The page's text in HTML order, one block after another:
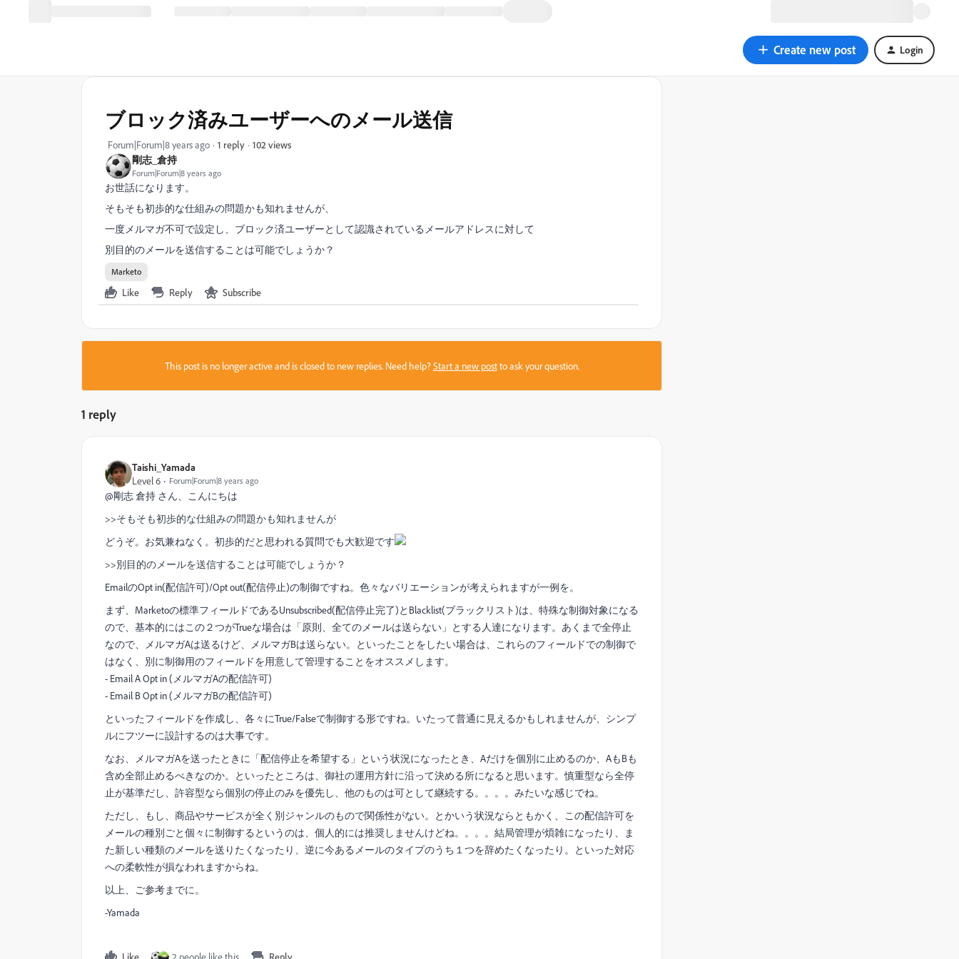
Create new post Login
剛志_倉持
Forum|Forum|8 years ago
ブロック済みユーザーへのメール送信
Forum|Forum|8 years ago 1 reply 102 views
お世話になります。
そもそも初歩的な仕組みの問題かも知れませんが、
一度メルマガ不可で設定し、ブロック済ユーザーとして認識されているメールアドレスに対して
別目的のメールを送信することは可能でしょうか？
Marketo
Like Reply Subscribe
This post is no longer active and is closed to new replies. Need help?Start a new postto ask your question.
1 reply
Taishi_Yamada
Level 6
Forum|Forum|8 years ago
@剛志 倉持 さん、こんにちは
>>そもそも初歩的な仕組みの問題かも知れませんが
どうぞ。お気兼ねなく。初歩的だと思われる質問でも大歓迎です
>>別目的のメールを送信することは可能でしょうか？
EmailのOpt in(配信許可)/Opt out(配信停止)の制御ですね。色々なバリエーションが考えられますが一例を。
まず、Marketoの標準フィールドであるUnsubscribed(配信停止完了)とBlacklist(ブラックリスト)は、特殊な制御対象になる
ので、基本的にはこの２つがTrueな場合は「原則、全てのメールは送らない」とする人達になります。あくまで全停止
なので、メルマガAは送るけど、メルマガBは送らない。といったことをしたい場合は、これらのフィールドでの制御で
はなく、別に制御用のフィールドを用意して管理することをオススメします。
- Email A Opt in (メルマガAの配信許可)
- Email B Opt in (メルマガBの配信許可)
といったフィールドを作成し、各々にTrue/Falseで制御する形ですね。いたって普通に見えるかもしれませんが、シンプ
ルにフツーに設計するのは大事です。
なお、メルマガAを送ったときに「配信停止を希望する」という状況になったとき、Aだけを個別に止めるのか、AもBも
含め全部止めるべきなのか。といったところは、御社の運用方針に沿って決める所になると思います。慎重型なら全停
止が基準だし、許容型なら個別の停止のみを優先し、他のものは可として継続する。。。。みたいな感じでね。
ただし、もし、商品やサービスが全く別ジャンルのもので関係性がない。とかいう状況ならともかく、この配信許可を
メールの種別ごと個々に制御するというのは、個人的には推奨しませんけどね。。。。結局管理が煩雑になったり、ま
た新しい種類のメールを送りたくなったり、逆に今あるメールのタイプのうち１つを辞めたくなったり。といった対応
への柔軟性が損なわれますからね。
以上、ご参考までに。
-Yamada
Like 2 people like this Reply